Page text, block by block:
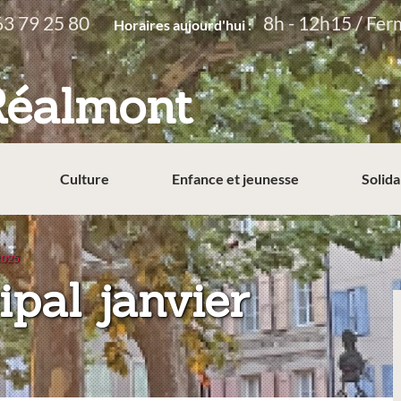
79 25 80 Horaires aujourd'hui : 8h - 12h15 /
Culture Enfance et jeunesse
janvier